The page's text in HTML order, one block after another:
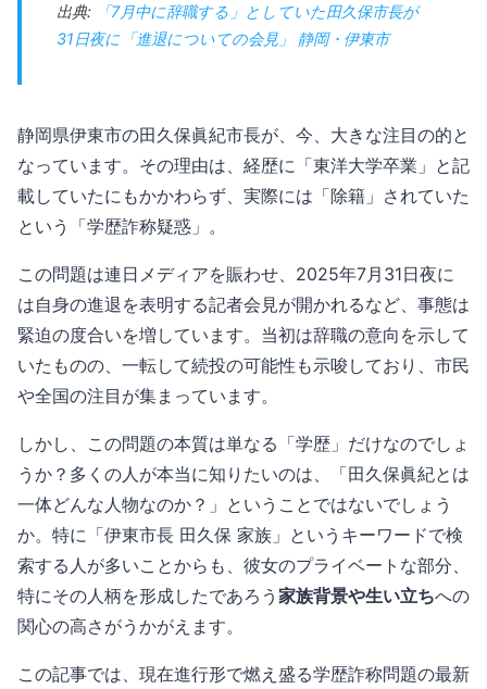
出典:
「7月中に辞職する」としていた田久保市長が
31日夜に「進退についての会見」 静岡・伊東市
静岡県伊東市の田久保眞紀市長が、今、大きな注目の的と
なっています。その理由は、経歴に「東洋大学卒業」と記
載していたにもかかわらず、実際には「除籍」されていた
という「学歴詐称疑惑」。
この問題は連日メディアを賑わせ、2025年7月31日夜に
は自身の進退を表明する記者会見が開かれるなど、事態は
緊迫の度合いを増しています。当初は辞職の意向を示して
いたものの、一転して続投の可能性も示唆しており、市民
や全国の注目が集まっています。
しかし、この問題の本質は単なる「学歴」だけなのでしょ
うか？多くの人が本当に知りたいのは、「田久保眞紀とは
一体どんな人物なのか？」ということではないでしょう
か。特に「伊東市長 田久保 家族」というキーワードで検
索する人が多いことからも、彼女のプライベートな部分、
特にその人柄を形成したであろう 家族背景や生い立ちへの
関心の高さがうかがえます。
この記事では、現在進行形で燃え盛る学歴詐称問題の最新